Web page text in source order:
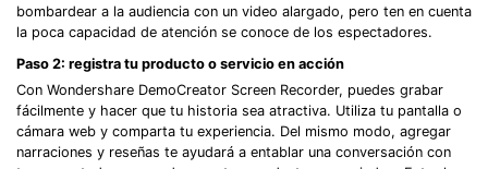
bombardear a la audiencia con un video alargado, pero ten en cuenta
la poca capacidad de atención se conoce de los espectadores.
Paso 2: registra tu producto o servicio en acción
Con Wondershare DemoCreator Screen Recorder, puedes grabar
fácilmente y hacer que tu historia sea atractiva. Utiliza tu pantalla o
cámara web y comparta tu experiencia. Del mismo modo, agregar
narraciones y reseñas te ayudará a entablar una conversación con